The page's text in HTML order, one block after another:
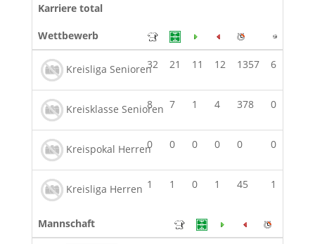
Karriere total
Wettbewerb
Kreisliga Senioren32 21 11 12 1357 6
Kreisklasse Senioren
8 7 1 4 378 0
Kreispokal Herren0 0 0 0 0 0
Kreisliga Herren 1 1 0 1 45 1
Mannschaft